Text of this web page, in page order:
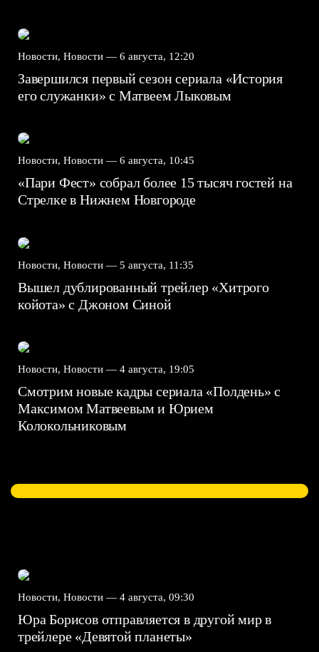
Новости, Новости — 6 августа, 12:20
Завершился первый сезон сериала «История
его служанки» с Матвеем Лыковым
Новости, Новости — 6 августа, 10:45
«Пари Фест» собрал более 15 тысяч гостей на
Стрелке в Нижнем Новгороде
Новости, Новости — 5 августа, 11:35
Вышел дублированный трейлер «Хитрого
койота» с Джоном Синой
Новости, Новости — 4 августа, 19:05
Смотрим новые кадры сериала «Полдень» с
Максимом Матвеевым и Юрием
Колокольниковым
Новости, Новости — 4 августа, 09:30
Юра Борисов отправляется в другой мир в
трейлере «Девятой планеты»